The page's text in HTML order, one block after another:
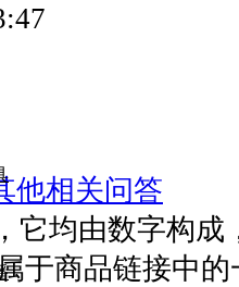
他相关问答
它均由数字构成
于商品链接中的